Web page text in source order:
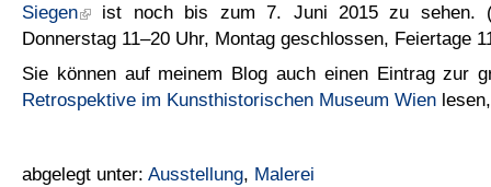
Siegen
ist noch bis zum 7. Juni 2015 zu sehen.
Donnerstag 11–20 Uhr, Montag geschlossen, Feiertage
Sie können auf meinem Blog auch einen Eintrag zur
Retrospektive im Kunsthistorischen Museum Wien
abgelegt unter: Ausstellung, Malerei